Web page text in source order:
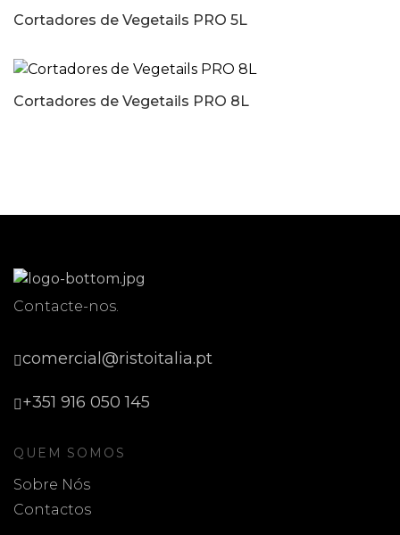
Cortadores de Vegetails PRO 5L
Cortadores de Vegetails PRO 8L
Contacte-nos.
comercial@ristoitalia.pt
+351 916 050 145
QUEM SOMOS
Sobre Nós
Contactos